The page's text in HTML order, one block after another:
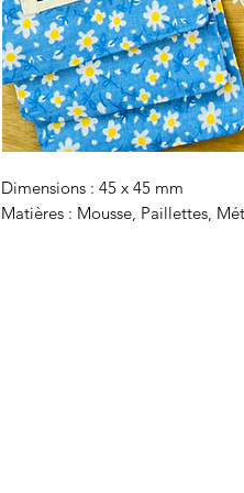
Dimensions : 45 x 45 mm
Matières : Mousse, Paillettes,